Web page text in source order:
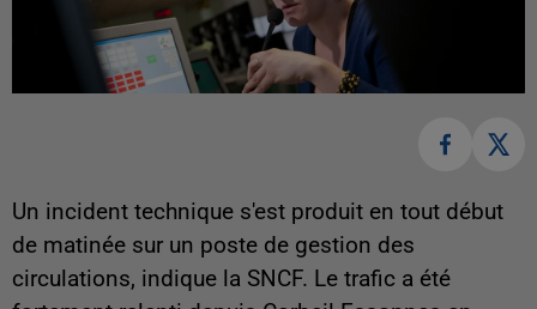
Un incident technique s'est produit en tout début
de matinée sur un poste de gestion des
circulations, indique la SNCF. Le trafic a été